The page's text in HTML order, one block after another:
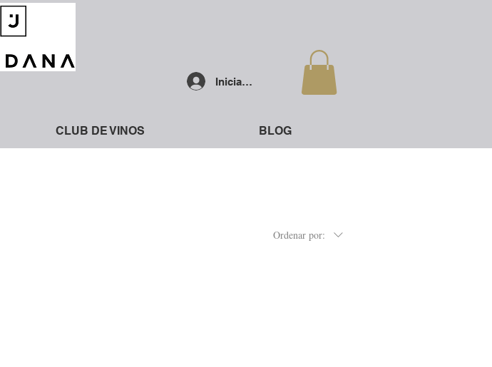
Iniciar sesión
CLUB DE VINOS BLOG
Ordenar por: